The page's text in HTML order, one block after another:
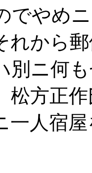
でやめ
れから
ニ何
方正
人宿屋